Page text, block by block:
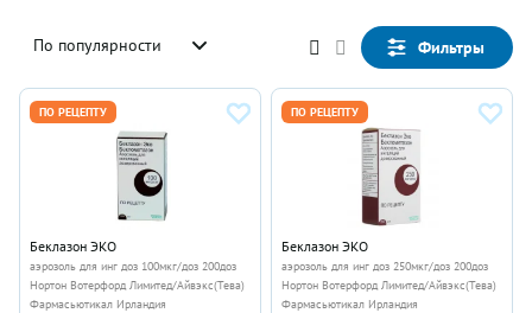
По популярности Фильтры
ПО РЕЦЕПТУ
Беклазон ЭКО
аэрозоль для инг доз 100мкг/доз 200доз
Нортон Вотерфорд Лимитед/Айвэкс(Тева)
Фармасьютикал Ирландия
ПО РЕЦЕПТУ
Беклазон ЭКО
аэрозоль для инг доз 250мкг/доз 200доз
Нортон Вотерфорд Лимитед/Айвэкс(Тева)
Фармасьютикал Ирландия